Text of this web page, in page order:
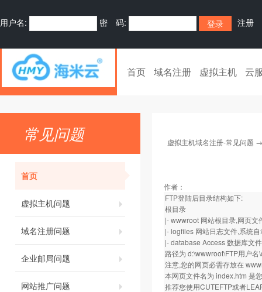
用户名: 密 码: 注册
首页 域名注册 虚拟主机 云
常见问题
首页
虚拟主机问题
域名注册问题
企业邮局问题
网站推广问题
虚拟主机域名注册-常见问题
作者：
FTP登陆后目录结构如下:
根目录
|- wwwroot 网站根目录,网页文
|- logfiles 网站日志文件,系统
|- database Access 数据库文
路径为 d:\wwwroot\FTP用户名
注意,您的网页必需存放在
本网页文件名为 index.htm 是
推荐您使用CUTEFTP或者